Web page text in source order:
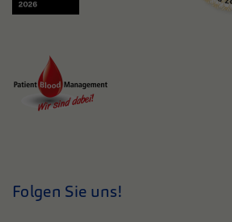
Folgen Sie uns!